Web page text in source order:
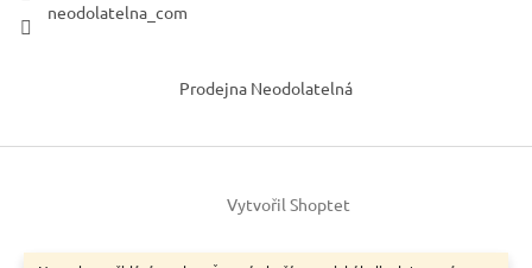
neodolatelna_com
Prodejna Neodolatelná
Vytvořil Shoptet